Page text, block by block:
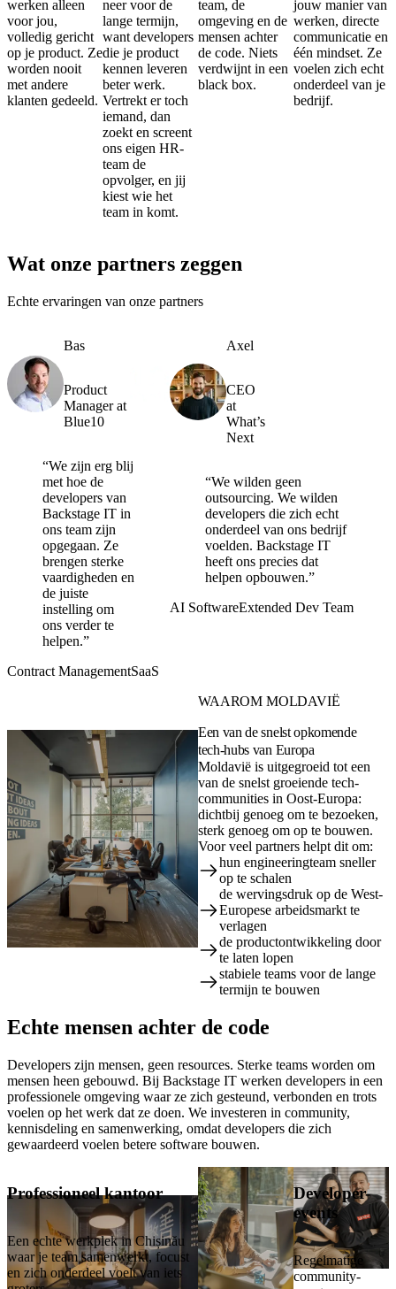
werken alleen
voor jou,
volledig gericht
op je product. Ze
worden nooit
met andere
klanten gedeeld.
neer voor de
lange termijn,
want developers
die je product
kennen leveren
beter werk.
Vertrekt er toch
iemand, dan
zoekt en screent
ons eigen HR-
team de
opvolger, en jij
kiest wie het
team in komt.
team, de
omgeving en de
mensen achter
de code. Niets
verdwijnt in een
black box.
jouw manier van
werken, directe
communicatie en
één mindset. Ze
voelen zich echt
onderdeel van je
bedrijf.
Wat onze partners zeggen
Echte ervaringen van onze partners
Bas
Product
Manager at
Blue10
“We zijn erg blij
met hoe de
developers van
Backstage IT in
ons team zijn
opgegaan. Ze
brengen sterke
vaardigheden en
de juiste
instelling om
ons verder te
helpen.”
Contract ManagementSaaS
Axel
CEO
at
What’s
Next
“We wilden geen
outsourcing. We wilden
developers die zich echt
onderdeel van ons bedrijf
voelden. Backstage IT
heeft ons precies dat
helpen opbouwen.”
AI SoftwareExtended Dev Team
WAAROM MOLDAVIË
Een van de snelst opkomende
tech-hubs van Europa
Moldavië is uitgegroeid tot een
van de snelst groeiende tech-
communities in Oost-Europa:
dichtbij genoeg om te bezoeken,
sterk genoeg om op te bouwen.
Voor veel partners helpt dit om:
hun engineeringteam sneller
op te schalen
de wervingsdruk op de West-
Europese arbeidsmarkt te
verlagen
de productontwikkeling door
te laten lopen
stabiele teams voor de lange
termijn te bouwen
Echte mensen achter de code
Developers zijn mensen, geen resources. Sterke teams worden om
mensen heen gebouwd. Bij Backstage IT werken developers in een
professionele omgeving waar ze zich gesteund, verbonden en trots
voelen op het werk dat ze doen. We investeren in community,
kennisdeling en samenwerking, omdat developers die zich
gewaardeerd voelen betere software bouwen.
Professioneel kantoor
Een echte werkplek in Chișinău
waar je team samenwerkt, focust
en zich onderdeel voelt van iets
Developer-
events
Regelmatige
community-